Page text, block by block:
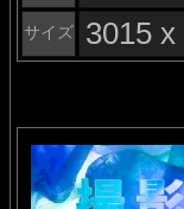
サイズ 3015